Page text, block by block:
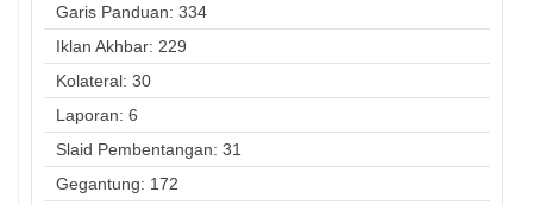
Garis Panduan: 334
Iklan Akhbar: 229
Kolateral: 30
Laporan: 6
Slaid Pembentangan: 31
Gegantung: 172